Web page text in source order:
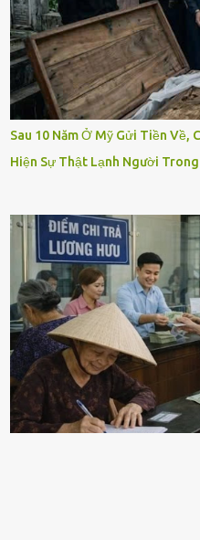
Sau 10 Năm Ở Mỹ Gửi Tiền Về,
Hiện Sự Thật Lạnh Người